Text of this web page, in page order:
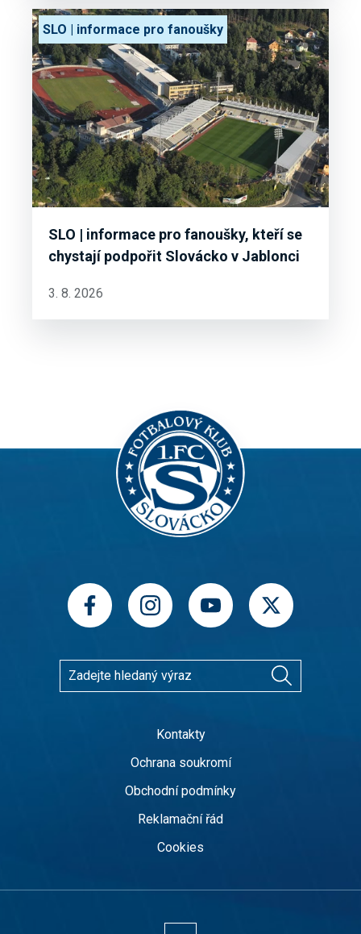
SLO | informace pro fanoušky, kteří se
chystají podpořit Slovácko v Jablonci
SLO | informace pro fanoušky
3. 8. 2026
Kontakty
Ochrana soukromí
Obchodní podmínky
Reklamační řád
Cookies